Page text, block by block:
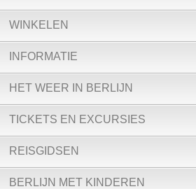
WINKELEN
INFORMATIE
HET WEER IN BERLIJN
TICKETS EN EXCURSIES
REISGIDSEN
BERLIJN MET KINDEREN